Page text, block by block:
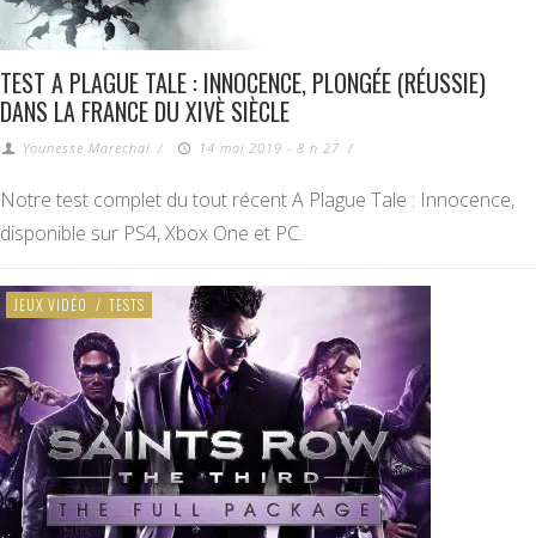
TEST A PLAGUE TALE : INNOCENCE, PLONGÉE (RÉUSSIE)
DANS LA FRANCE DU XIVÈ SIÈCLE
Younesse Marechal / 14 mai 2019 - 8 h 27 /
Notre test complet du tout récent A Plague Tale : Innocence,
disponible sur PS4, Xbox One et PC.
JEUX VIDÉO / TESTS